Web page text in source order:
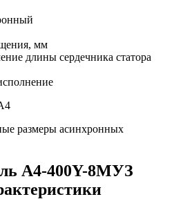
мм
длины сердечника статора
размеры асинхронных
А4-400Y-8MУЗ